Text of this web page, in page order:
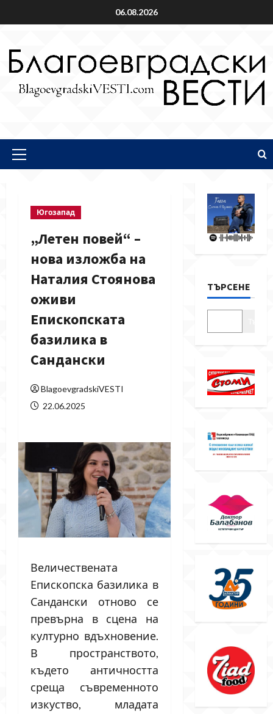
to
06.08.2026
Primary
Югозапад
„Летен повей“ –
нова изложба на
Наталия Стоянова
оживи
Епископската
базилика в
Сандански
BlagoevgradskiVESTI
22.06.2025
Величествената
Епископска базилика в
Сандански отново се
превърна в сцена на
културно вдъхновение.
В пространството,
където античността
среща съвременното
изкуство, младата
ТЪРСЕНЕ